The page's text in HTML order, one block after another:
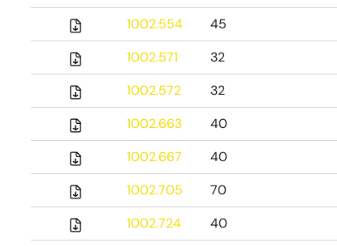
1002.554
45
1002.571
32
1002.572
32
1002.663
40
1002.667
40
1002.705
70
1002.724
40